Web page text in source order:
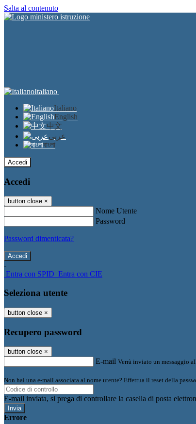
Salta al contenuto
Italiano
Italiano
English
中文
عربى
বাংলা
Accedi
Accedi
button close ×
Nome Utente
Password
Password dimenticata?
-
Entra con SPID Entra con CIE
Seleziona utente
button close ×
Recupero password
button close ×
E-mail Verrà inviato un messaggio
Non hai una e-mail associata al nome utente? Effettua il reset della
E-mail inviata, si prega di controllare la casella di posta
Errore